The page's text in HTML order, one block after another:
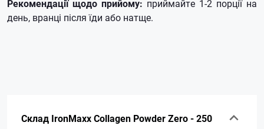
Рекомендації щодо прийому: приймайте 1-2 порції на
день, вранці після їди або натще.
Склад IronMaxx Collagen Powder Zero - 250